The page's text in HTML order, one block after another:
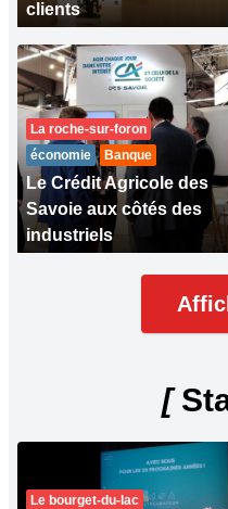
clients
La roche-sur-foron
économie
Banque
Le Crédit Agricole des
Savoie aux côtés des
industriels
[
Le bourget-du-lac